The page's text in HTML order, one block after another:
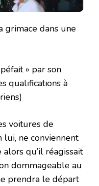
» par son
qualifications à
voitures de
ne conviennent
qu’il réagissait
dommageable au
prendra le départ